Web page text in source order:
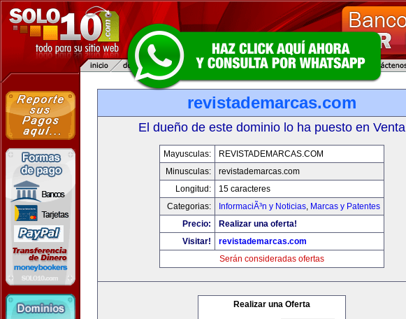
revistademarcas.com
El dueño de este dominio lo ha puesto en Venta
Mayusculas:
REVISTADEMARCAS.COM
Minusculas:
revistademarcas.com
Longitud:
15 caracteres
Categorias:
InformaciÃ³n y Noticias, Marcas y Patentes
Precio:
Realizar una oferta!
Visitar!
revistademarcas.com
Serán consideradas ofertas
Realizar una Oferta